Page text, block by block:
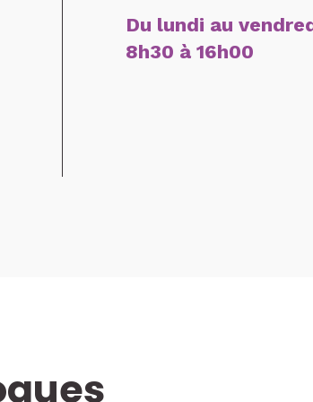
Du lundi au
8h30 à 16h00